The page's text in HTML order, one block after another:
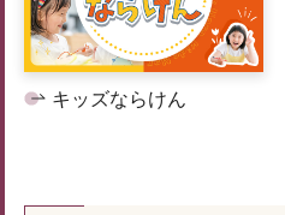
キッズならけん